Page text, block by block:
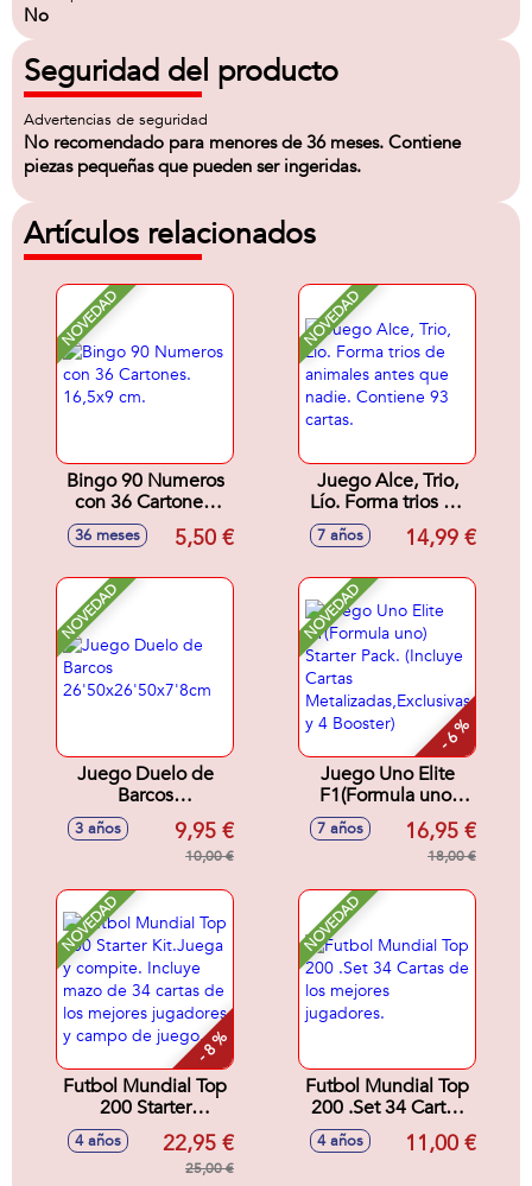
No
Seguridad del producto
Advertencias de seguridad
No recomendado para menores de 36 meses. Contiene
piezas pequeñas que pueden ser ingeridas.
Artículos relacionados
NOVEDAD
Bingo 90 Numeros
con 36 Cartones.
16,5x9 cm.
36 meses 5,50 €
NOVEDAD
Juego Alce, Trio,
Lío. Forma trios de
animales antes que
nadie. Contiene 93
7 años 14,99 €
NOVEDAD
Juego Duelo de
Barcos
26'50x26'50x7'8cm
3 años 9,95 €
10,00 €
NOVEDAD
- 6 %
Juego Uno Elite
F1(Formula uno)
Starter Pack.
(Incluye Cartas
Metalizadas,Exclusivas
7 años 16,95 €
18,00 €
NOVEDAD
- 8 %
Futbol Mundial Top
200 Starter
Kit.Juega y
compite. Incluye
mazo de 34 cartas
4 años 22,95 €
25,00 €
NOVEDAD
Futbol Mundial Top
200 .Set 34 Cartas
de los mejores
jugadores.
4 años 11,00 €